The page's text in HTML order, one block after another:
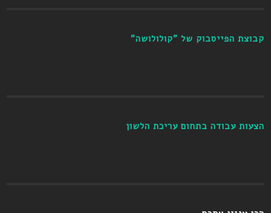
קבוצת הפייסבוק של "קולולושה"
הצעות עבודה בתחום עריכת הלשון